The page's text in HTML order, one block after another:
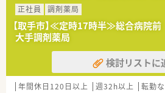
盤のもとで安心して働くことができま
■最新のICTを積極的に導入してお
し、対人業務に集中できる環境です。
■在宅医療にも力を入れており、東
て地域医療に深く貢献しています
【勤務実態について】
■年間休日は120日以上、仕事とプラ
正社員
調剤薬局
【取手市】≪定時17時半≫総合病院
大手調剤薬局
検討リストに
年間休日120日以上 週32h以上 転勤